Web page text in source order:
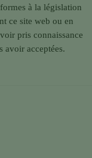
à la législation
ce site web ou en
pris connaissance
avoir acceptées.